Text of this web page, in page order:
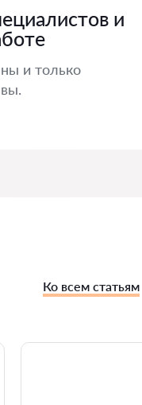
и
и только
Ко всем статьям